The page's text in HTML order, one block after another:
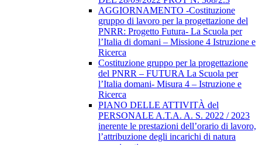
AGGIORNAMENTO -Costituzione
gruppo di lavoro per la progettazione del
PNRR: Progetto Futura- La Scuola per
l’Italia di domani – Missione 4 Istruzione e
Ricerca
Costituzione gruppo per la progettazione
del PNRR – FUTURA La Scuola per
l’Italia domani- Misura 4 – Istruzione e
Ricerca
PIANO DELLE ATTIVITÀ del
PERSONALE A.T.A. A. S. 2022 / 2023
inerente le prestazioni dell’orario di lavoro,
l’attribuzione degli incarichi di natura